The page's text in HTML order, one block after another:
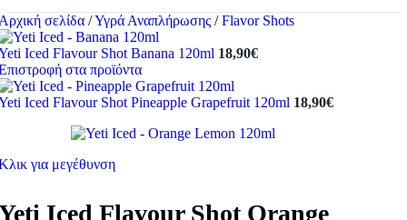
σελίδα /Υγρά Αναπλήρωσης / Flavor Shots
Iced Flavour Shot Banana 120ml 18,90€
στα προϊόντα
Iced Flavour Shot Pineapple Grapefruit 120ml 18,90€
για μεγέθυνση
Iced Flavour Shot Orange